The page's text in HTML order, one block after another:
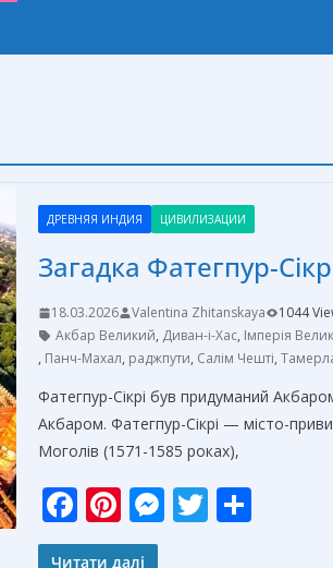
ДРЕВНЯЯ ИНДИЯ ЦИВИЛИЗАЦИИ
Загадка Фатегпур-
18.03.2026 Valentina Zhitanskaya 1044
Акбар Великий, Диван-і-Хас, Імперія
, Панч-Махал, раджпути, Салім Чешті,
Фатегпур-Сікрі був придуманий
Акбаром. Фатегпур-Сікрі — місто-
Моголів (1571-1585 роках),
F
ac
Pi
nt
M T
Читати далі